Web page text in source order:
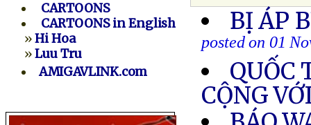
CARTOONS
CARTOONS in English
»Hi Hoa
»Luu Tru
AMIGAVLINK.com
BỊ ÁP
posted on 01
QUỐC
CỘNG